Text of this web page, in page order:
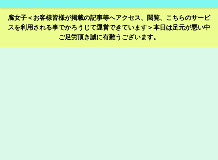
腐女子＜お客様皆様が掲載の記事等へアクセス、閲覧、こちらのサービ
スを利用される事でかろうじて運営できています＞本日は足元が悪い中
ご足労頂き誠に有難うございます。